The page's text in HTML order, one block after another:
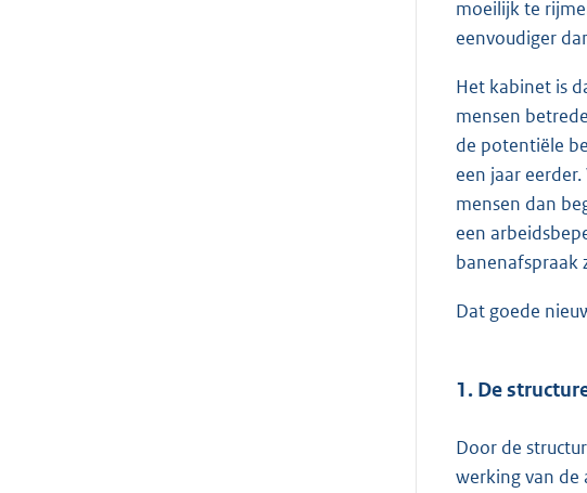
moeilijk te
eenvoudiger
Het kabinet is
mensen
de potentiële
een jaar
mensen dan
een
banenafspraak
Dat goede
1. De
Door de
werking van